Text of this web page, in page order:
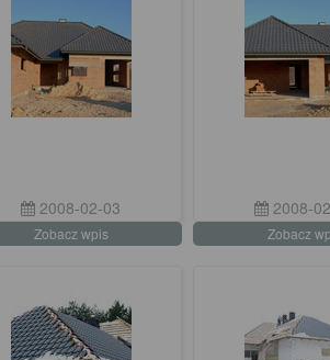
2008-02-03
Zobacz wpis
2008-
Zobacz